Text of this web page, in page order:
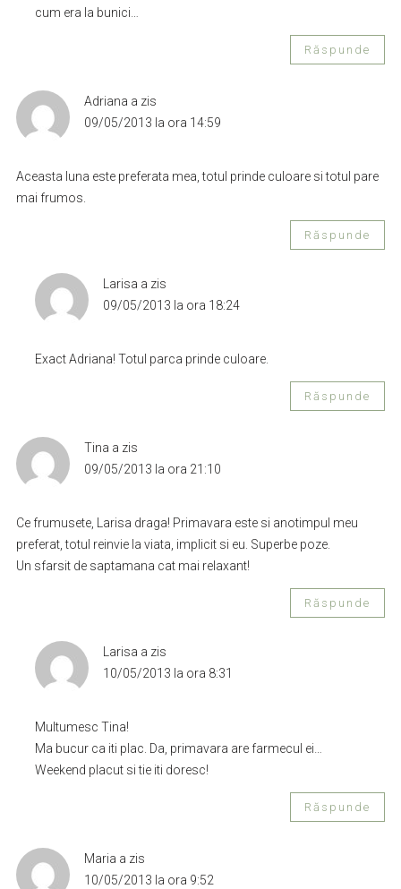
cum era la bunici…
Răspunde
Adriana a zis
09/05/2013 la ora 14:59
Aceasta luna este preferata mea, totul prinde culoare si totul pare
mai frumos.
Răspunde
Larisa a zis
09/05/2013 la ora 18:24
Exact Adriana! Totul parca prinde culoare.
Răspunde
Tina a zis
09/05/2013 la ora 21:10
Ce frumusete, Larisa draga! Primavara este si anotimpul meu
preferat, totul reinvie la viata, implicit si eu. Superbe poze.
Un sfarsit de saptamana cat mai relaxant!
Răspunde
Larisa a zis
10/05/2013 la ora 8:31
Multumesc Tina!
Ma bucur ca iti plac. Da, primavara are farmecul ei…
Weekend placut si tie iti doresc!
Răspunde
Maria a zis
10/05/2013 la ora 9:52